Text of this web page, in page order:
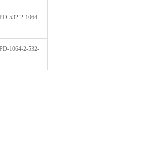
532-2-1064-
1064-2-532-